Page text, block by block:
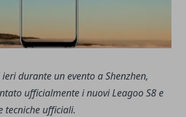
durante un evento a Shenzhen,
ufficialmente i nuovi Leagoo S8 e
tecniche ufficiali.